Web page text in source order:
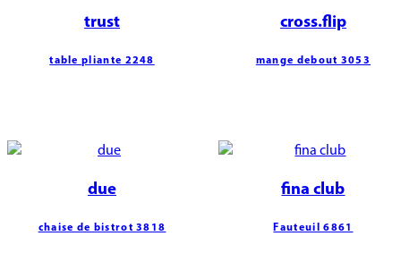
trust
table pliante 2248
cross.flip
mange debout 3053
due
chaise de bistrot 3818
fina club
Fauteuil 6861